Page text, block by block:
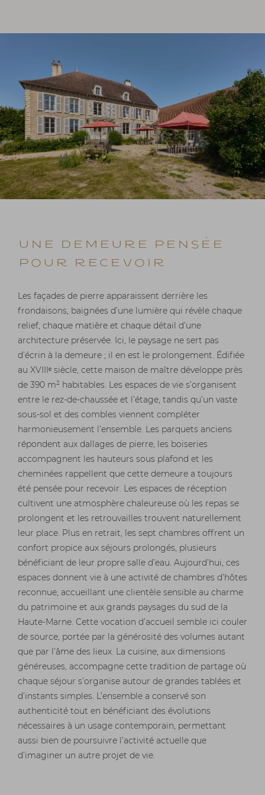
UNE DEMEURE PENSÉE
POUR RECEVOIR
Les façades de pierre apparaissent derrière les
frondaisons, baignées d’une lumière qui révèle chaque
relief, chaque matière et chaque détail d’une
architecture préservée. Ici, le paysage ne sert pas
d’écrin à la demeure ; il en est le prolongement. Édifiée
au XVIIIᵉ siècle, cette maison de maître développe près
de 390 m² habitables. Les espaces de vie s’organisent
entre le rez-de-chaussée et l’étage, tandis qu’un vaste
sous-sol et des combles viennent compléter
harmonieusement l’ensemble. Les parquets anciens
répondent aux dallages de pierre, les boiseries
accompagnent les hauteurs sous plafond et les
cheminées rappellent que cette demeure a toujours
été pensée pour recevoir. Les espaces de réception
cultivent une atmosphère chaleureuse où les repas se
prolongent et les retrouvailles trouvent naturellement
leur place. Plus en retrait, les sept chambres offrent un
confort propice aux séjours prolongés, plusieurs
bénéficiant de leur propre salle d’eau. Aujourd’hui, ces
espaces donnent vie à une activité de chambres d’hôtes
reconnue, accueillant une clientèle sensible au charme
du patrimoine et aux grands paysages du sud de la
Haute-Marne. Cette vocation d’accueil semble ici couler
de source, portée par la générosité des volumes autant
que par l’âme des lieux. La cuisine, aux dimensions
généreuses, accompagne cette tradition de partage où
chaque séjour s’organise autour de grandes tablées et
d’instants simples. L’ensemble a conservé son
authenticité tout en bénéficiant des évolutions
nécessaires à un usage contemporain, permettant
aussi bien de poursuivre l’activité actuelle que
d’imaginer un autre projet de vie.